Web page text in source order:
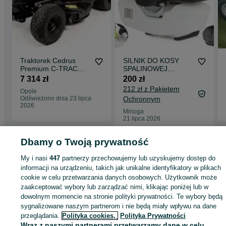
Sklep - Serwis - Wypożyczalnia
Tarnów
ul. Dobrzańskiego 14
tel. (14)--626--30--60
lub po godz. 17:00 - 724--- 803--- 165
Godziny otwarcia:
Pon - Pt: 9:00 - 17:00
Sobota: 9:00 - 13:00
www.firmahortus.pl
firmahortus.olx.pl
www.sklephortus.pl
Traktorek Cedrus
Premium C-TRAC
86MC - 10,2 KM - 86
cm - OPOLE
7 314 zł
Opole
Odświeżono dnia 23 lipca
2026
SILNIK DO KOSY
SPALINOWEJ
Wykaszarki Demon
Nac Podkaszarki
200 zł
212 zł z Pakietem
Ochronnym
Minoga
21 lipca 2026
Małopolskie
Traktorki - Tarnów
KATEGORIA
ID:660774826 Wyświetlenia:
Dbamy o Twoją prywatność
My i nasi447 partnerzy przechowujemy lub uzyskujemy dostęp do
informacji na urządzeniu, takich jak unikalne identyfikatory w plikach
cookie w celu przetwarzania danych osobowych. Użytkownik może
zaakceptować wybory lub zarządzać nimi, klikając poniżej lub w
dowolnym momencie na stronie polityki prywatności. Te wybory będą
sygnalizowane naszym partnerom i nie będą miały wpływu na dane
przeglądania. Polityka cookies, Polityka Prywatności